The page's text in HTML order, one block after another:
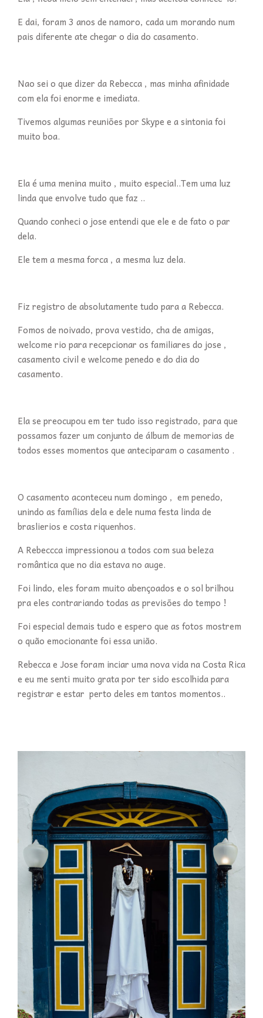
E dai, foram 3 anos de namoro, cada um morando num
pais diferente ate chegar o dia do casamento.
Nao sei o que dizer da Rebecca , mas minha afinidade
com ela foi enorme e imediata.
Tivemos algumas reuniões por Skype e a sintonia foi
muito boa.
Ela é uma menina muito , muito especial..Tem uma luz
linda que envolve tudo que faz ..
Quando conheci o jose entendi que ele e de fato o par
dela.
Ele tem a mesma forca , a mesma luz dela.
Fiz registro de absolutamente tudo para a Rebecca.
Fomos de noivado, prova vestido, cha de amigas,
welcome rio para recepcionar os familiares do jose ,
casamento civil e welcome penedo e do dia do
casamento.
Ela se preocupou em ter tudo isso registrado, para que
possamos fazer um conjunto de álbum de memorias de
todos esses momentos que anteciparam o casamento .
O casamento aconteceu num domingo , em penedo,
unindo as famílias dela e dele numa festa linda de
braslierios e costa riquenhos.
A Rebeccca impressionou a todos com sua beleza
romântica que no dia estava no auge.
Foi lindo, eles foram muito abençoados e o sol brilhou
pra eles contrariando todas as previsões do tempo !
Foi especial demais tudo e espero que as fotos mostrem
o quão emocionante foi essa união.
Rebecca e Jose foram inciar uma nova vida na Costa Rica
e eu me senti muito grata por ter sido escolhida para
registrar e estar perto deles em tantos momentos..